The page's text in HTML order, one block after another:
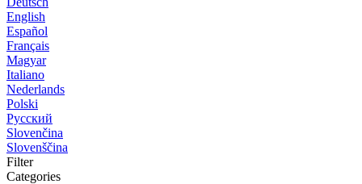
English
Español
Français
Magyar
Italiano
Nederlands
Polski
Русский
Slovenčina
Slovenščina
Filter
Categories